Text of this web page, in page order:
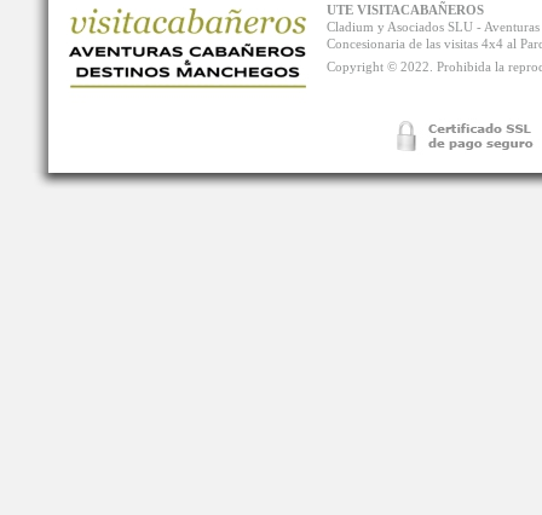
UTE VISITACABAÑEROS
Cladium y Asociados SLU -
Concesionaria de las visitas 4x4 al
Copyright © 2022. Prohibida la